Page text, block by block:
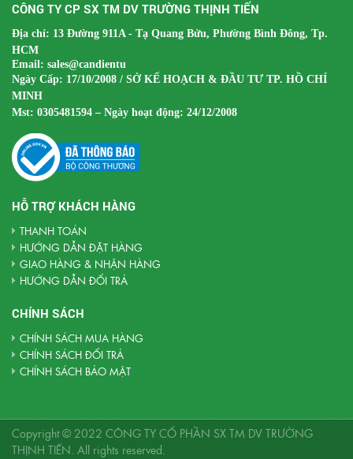
CÔNG TY CP SX TM DV TRƯỜNG THỊNH TIẾN
Địa chỉ: 13 Đường 911A - Tạ Quang Bửu, Phường Bình Đông, Tp.
HCM
Email: sales@candientu
Ngày Cấp: 17/10/2008 / SỞ KẾ HOẠCH & ĐẦU TƯ TP. HỒ CHÍ
MINH
Mst: 0305481594 – Ngày hoạt động: 24/12/2008
HỖ TRỢ KHÁCH HÀNG
THANH TOÁN
HƯỚNG DẪN ĐẶT HÀNG
GIAO HÀNG & NHẬN HÀNG
HƯỚNG DẪN ĐỔI TRẢ
CHÍNH SÁCH
CHÍNH SÁCH MUA HÀNG
CHÍNH SÁCH ĐỔI TRẢ
CHÍNH SÁCH BẢO MẬT
Copyright © 2022 CÔNG TY CỔ PHẦN SX TM DV TRƯỜNG
THỊNH TIẾN . All rights reserved.